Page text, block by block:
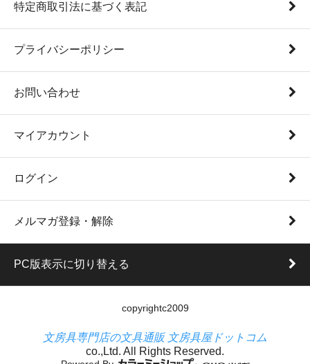
特定商取引法に基づく表記
プライバシーポリシー
お問い合わせ
マイアカウント
ログイン
メルマガ登録・解除
PC版表示に切り替える
copyrightc2009
文房具専門店の文具通販 文房具屋ドットコム
co.,Ltd. All Rights Reserved.